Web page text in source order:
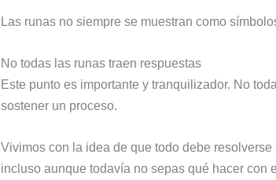
Las runas no siempre se muestran como
No todas las runas traen respuestas
Este punto es importante y tranquilizador. No
sostener un proceso.
Vivimos con la idea de que todo debe
incluso aunque todavía no sepas qué hacer con